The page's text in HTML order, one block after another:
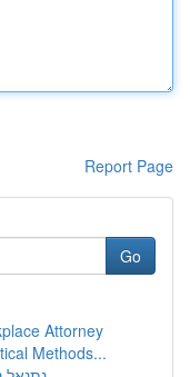
Report Page
Go
Attorney
Methods...